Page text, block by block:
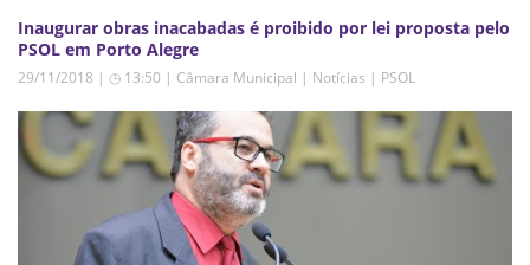
Inaugurar obras inacabadas é proibido por lei proposta pelo
PSOL em Porto Alegre
29/11/2018 | ◷ 13:50 | Câmara Municipal | Notícias | PSOL